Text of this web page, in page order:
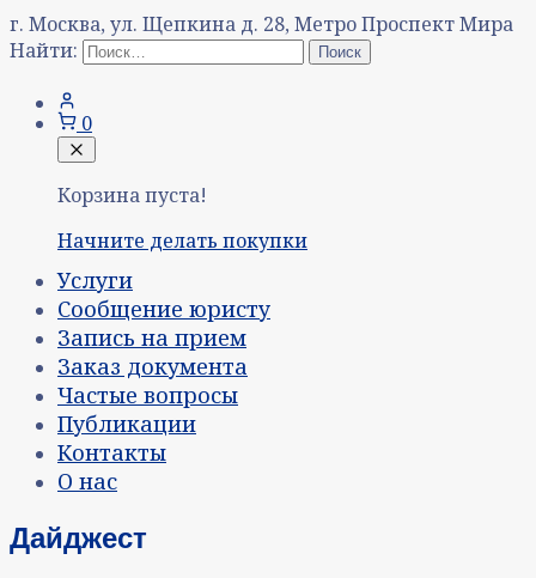
г. Москва, ул. Щепкина д. 28, Метро Проспект Мира
Найти:
0
Корзина пуста!
Начните делать покупки
Услуги
Сообщение юристу
Запись на прием
Заказ документа
Частые вопросы
Публикации
Контакты
О нас
Дайджест